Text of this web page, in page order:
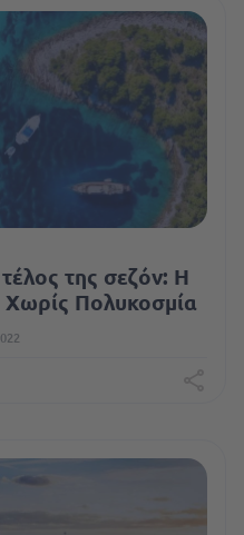
της σεζόν: Η
Χωρίς Πολυκοσμία